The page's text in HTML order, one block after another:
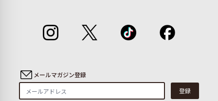
メールマガジン登録
登録